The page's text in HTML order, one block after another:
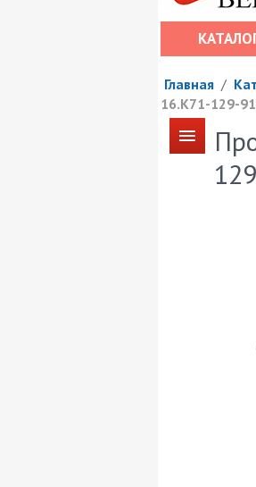
Главная /
16.К71-129-91